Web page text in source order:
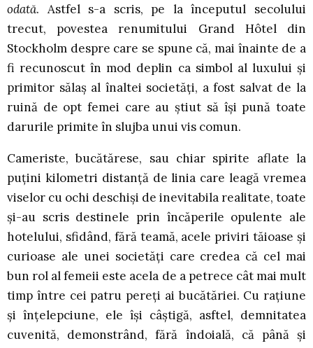
odată. Astfel s-a scris, pe la începutul secolului
trecut, povestea renumitului Grand Hôtel din
Stockholm despre care se spune că, mai înainte de a
fi recunoscut în mod deplin ca simbol al luxului şi
primitor sălaş al înaltei societăţi, a fost salvat de la
ruină de opt femei care au ştiut să îşi pună toate
darurile primite în slujba unui vis comun.
Cameriste, bucătărese, sau chiar spirite aflate la
puţini kilometri distanţă de linia care leagă vremea
viselor cu ochi deschişi de inevitabila realitate, toate
şi-au scris destinele prin încăperile opulente ale
hotelului, sfidând, fără teamă, acele priviri tăioase şi
curioase ale unei societăţi care credea că cel mai
bun rol al femeii este acela de a petrece cât mai mult
timp între cei patru pereţi ai bucătăriei. Cu raţiune
şi înţelepciune, ele îşi câştigă, asftel, demnitatea
cuvenită, demonstrând, fără îndoială, că până şi